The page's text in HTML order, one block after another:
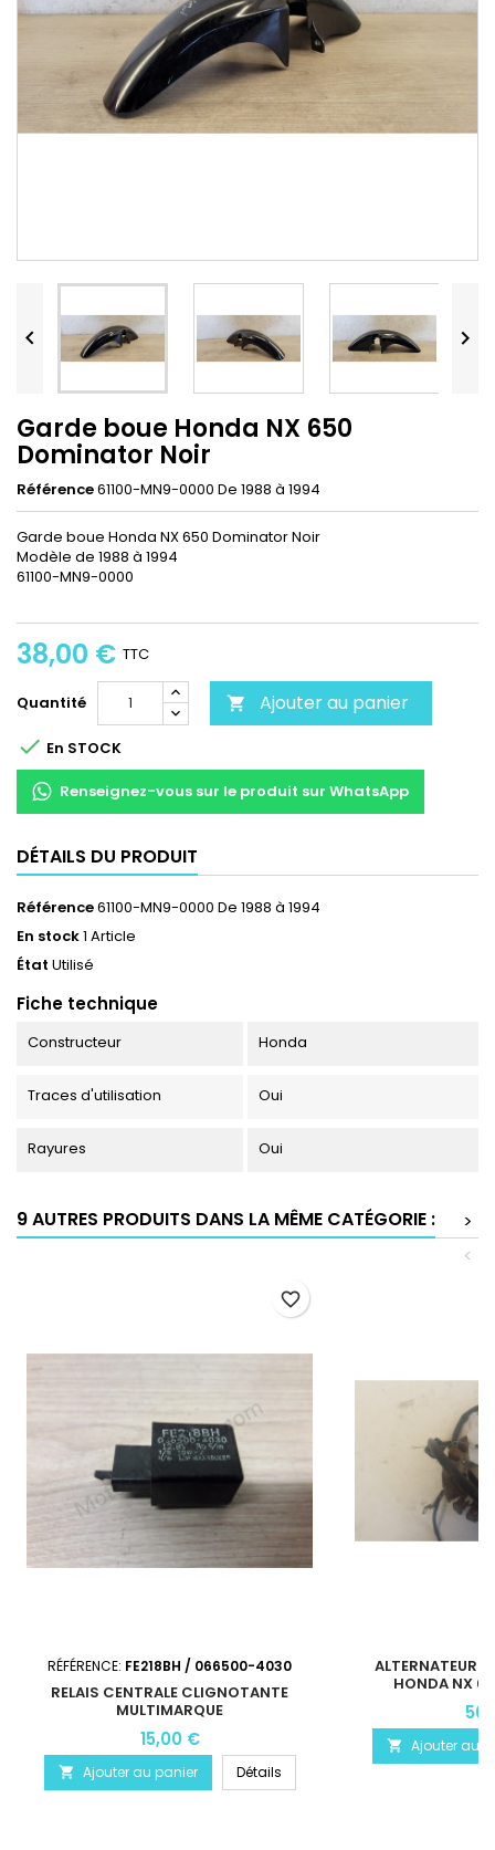
 
Garde boue Honda NX 650
Dominator Noir
Référence61100-MN9-0000 De 1988 à 1994
Garde boue Honda NX 650 Dominator Noir
Modèle de 1988 à 1994
61100-MN9-0000
38,00 € TTC
Quantité  Ajouter au panier
 En STOCK
Renseignez-vous sur le produit sur WhatsApp
DÉTAILS DU PRODUIT
Référence61100-MN9-0000 De 1988 à 1994
En stock1 Article
État Utilisé
Fiche technique
Constructeur Honda
Traces d'utilisation Oui
Rayures Oui
9 AUTRES PRODUITS DANS LA MÊME CATÉGORIE :
>
<
RÉFÉRENCE: FE218BH / 066500-4030
RELAIS CENTRALE CLIGNOTANTE
MULTIMARQUE
15,00 €
 Ajouter au panier Détails
favorite_border
ALTERNATEUR
HONDA NX
 Ajouter au